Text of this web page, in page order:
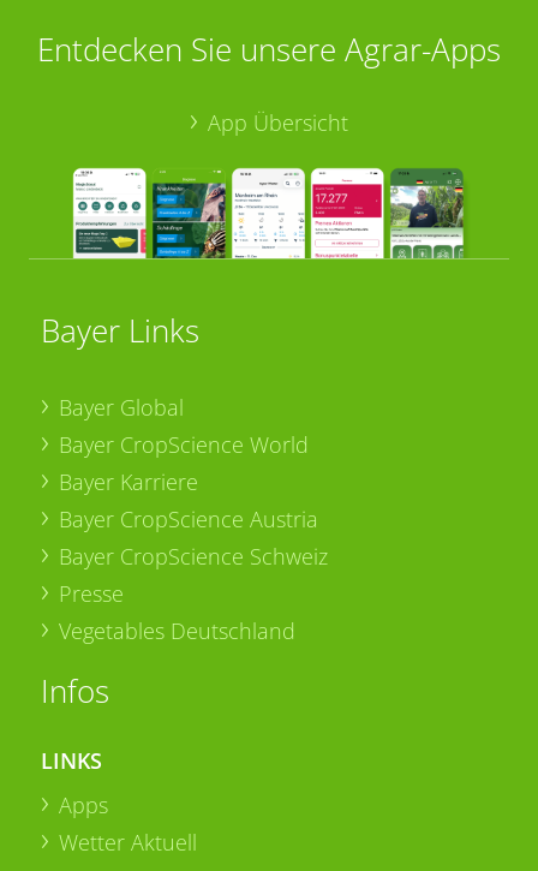
Entdecken Sie unsere Agrar-Apps
App Übersicht
Bayer Links
Bayer Global
Bayer CropScience World
Bayer Karriere
Bayer CropScience Austria
Bayer CropScience Schweiz
Presse
Vegetables Deutschland
Infos
LINKS
Apps
Wetter Aktuell